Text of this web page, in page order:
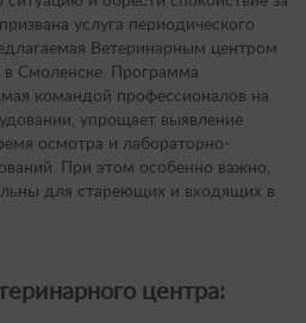
услуга периодического
Ветеринарным центром
в Смоленске. Программа
командой профессионалов на
упрощает выявление
осмотра и лабораторно-
При этом особенно важно,
для стареющих и входящих в
центра: